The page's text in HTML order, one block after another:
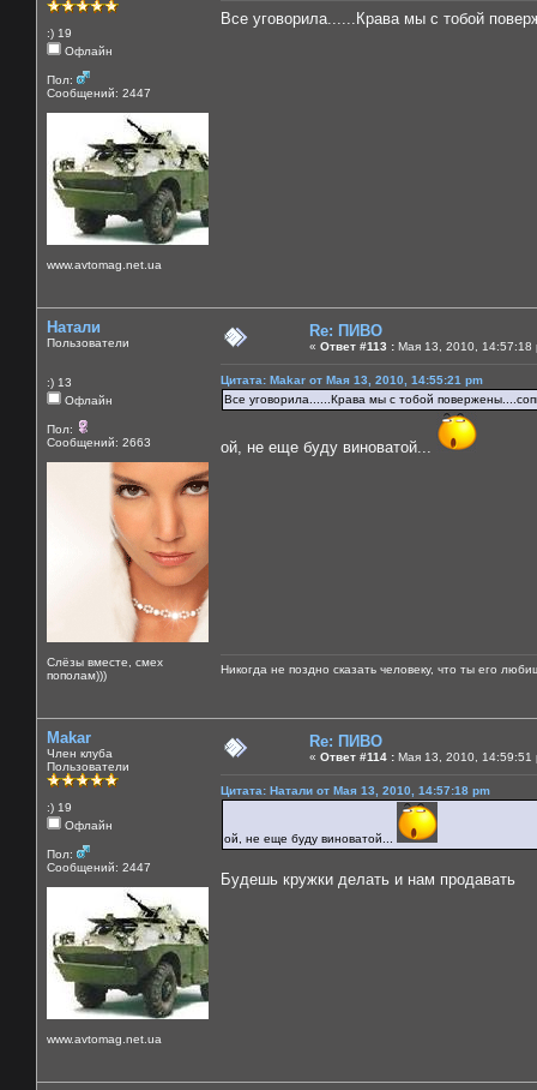
:) 19
Офлайн
Пол:
Сообщений: 2447
www.avtomag.net.ua
Все уговорила......Крава мы с тобой
Натали
Пользователи
:) 13
Офлайн
Пол:
Сообщений: 2663
Слёзы вместе, смех
пополам)))
Re: ПИВО
« Ответ #113 : Мая 13, 2010, 14:57:18
Цитата: Makar от Мая 13, 2010, 14:55:21 pm
Все уговорила......Крава мы с тобой
ой, не еще буду виноватой...
Никогда не поздно сказать человеку, что ты его
Makar
Член клуба
Пользователи
:) 19
Офлайн
Пол:
Сообщений: 2447
www.avtomag.net.ua
Re: ПИВО
« Ответ #114 : Мая 13, 2010, 14:59:51
Цитата: Натали от Мая 13, 2010, 14:57:18 pm
ой, не еще буду виноватой...
Будешь кружки делать и нам продавать